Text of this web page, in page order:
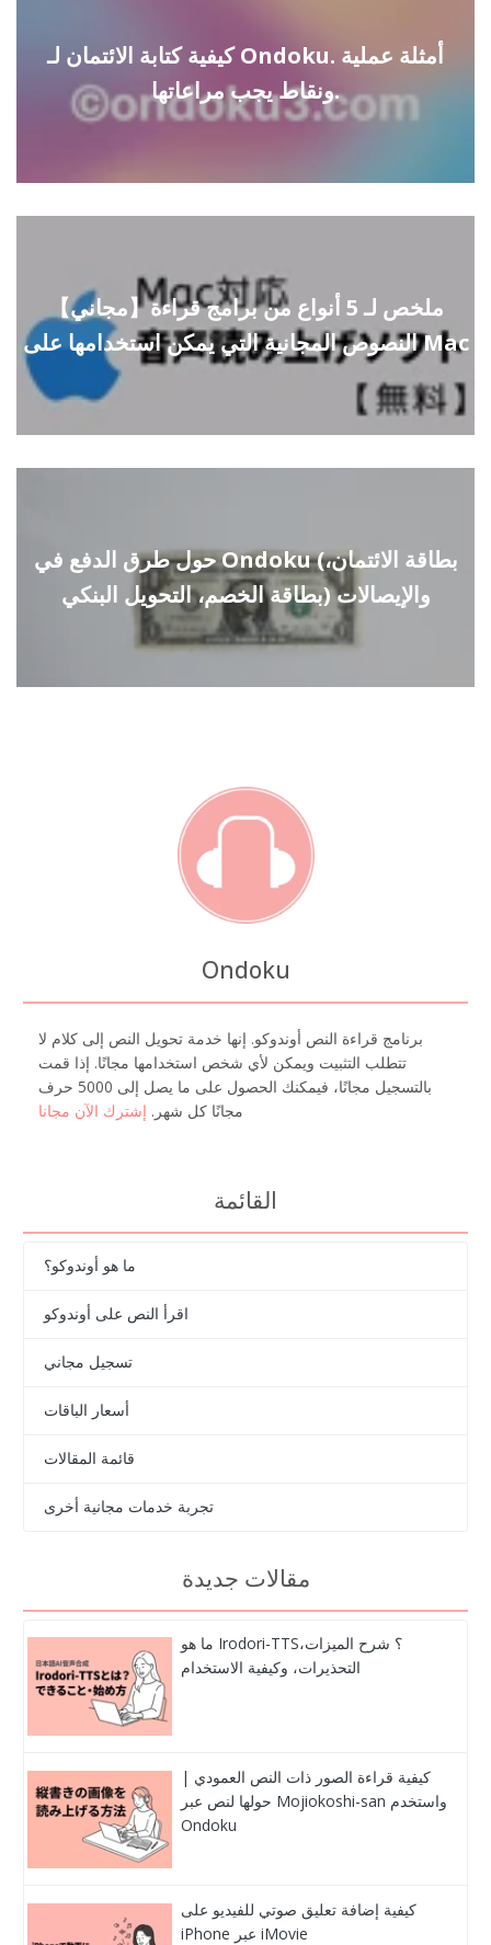
كيفية كتابة الائتمان لـ Ondoku. أمثلة عملية
ونقاط يجب مراعاتها.
【مجاني】ملخص لـ 5 أنواع من برامج قراءة
النصوص المجانية التي يمكن استخدامها على Mac
حول طرق الدفع في Ondoku (بطاقة الائتمان،
بطاقة الخصم، التحويل البنكي) والإيصالات
Ondoku
برنامج قراءة النص أوندوكو. إنها خدمة تحويل النص إلى كلام لا
تتطلب التثبيت ويمكن لأي شخص استخدامها مجانًا. إذا قمت
بالتسجيل مجانًا، فيمكنك الحصول على ما يصل إلى 5000 حرف
مجانًا كل شهر. إشترك الآن مجانا
القائمة
ما هو أوندوكو؟
اقرأ النص على أوندوكو
تسجيل مجاني
أسعار الباقات
قائمة المقالات
تجربة خدمات مجانية أخرى
مقالات جديدة
ما هو Irodori-TTS؟ شرح الميزات،
التحذيرات، وكيفية الاستخدام
كيفية قراءة الصور ذات النص العمودي |
حولها لنص عبر Mojiokoshi-san واستخدم
Ondoku
كيفية إضافة تعليق صوتي للفيديو على
iPhone عبر iMovie